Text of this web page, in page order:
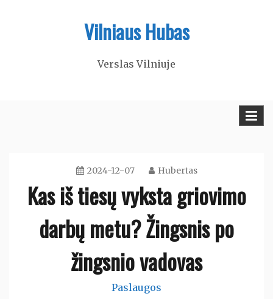
Vilniaus Hubas
Verslas Vilniuje
2024-12-07 Hubertas
Kas iš tiesų vyksta griovimo
darbų metu? Žingsnis po
žingsnio vadovas
Paslaugos